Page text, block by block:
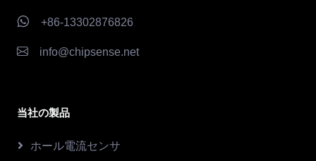
+86-13302876826
info@chipsense.net
当社の製品
ホール電流センサ